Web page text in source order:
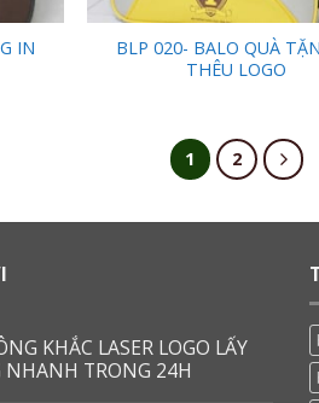
IN
BLP 020- BALO QUÀ
THÊU LOGO
1 2
KHẮC LASER LOGO LẤY
NHANH TRONG 24H